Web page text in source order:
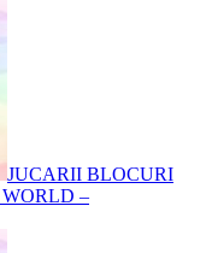
JUCARII BLOCURI
–